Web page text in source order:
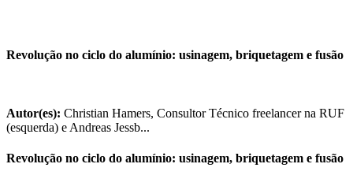
Revolução no ciclo do alumínio: usinagem, briquetagem e fusão
Autor(es): Christian Hamers, Consultor Técnico freelancer na RUF
(esquerda) e Andreas Jessb...
Revolução no ciclo do alumínio: usinagem, briquetagem e fusão